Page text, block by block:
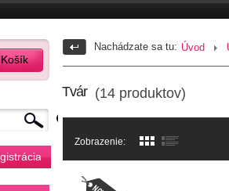
Košík
Nachádzate sa tu: Úvod
Tvár(14 produktov)
Zobrazenie: